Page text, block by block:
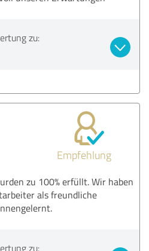
zu:
Empfehlung
zu 100% erfüllt. Wir haben
als freundliche
zu: